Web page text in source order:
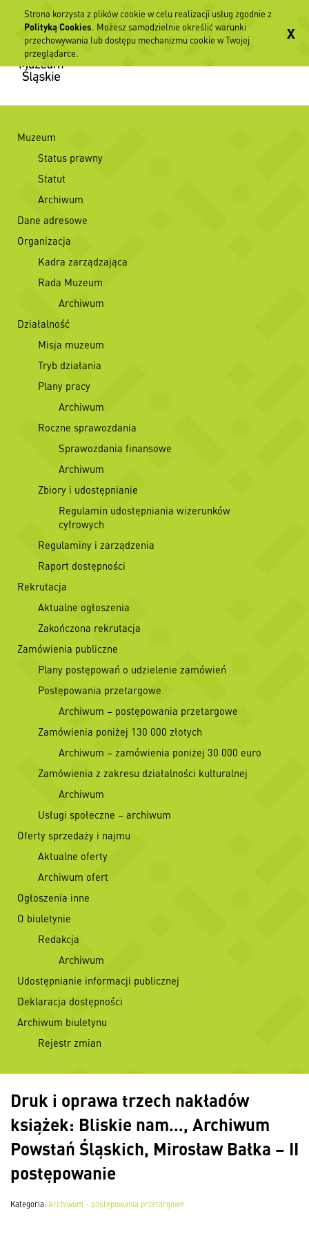
Muzeum
Status prawny
Statut
Archiwum
Dane adresowe
Organizacja
Kadra zarządzająca
Rada Muzeum
Archiwum
Działalność
Misja muzeum
Tryb działania
Plany pracy
Archiwum
Roczne sprawozdania
Sprawozdania finansowe
Archiwum
Zbiory i udostępnianie
Regulamin udostępniania wizerunków
cyfrowych
Regulaminy i zarządzenia
Raport dostępności
Rekrutacja
Aktualne ogłoszenia
Zakończona rekrutacja
Zamówienia publiczne
Plany postępowań o udzielenie zamówień
Postępowania przetargowe
Archiwum – postępowania przetargowe
Zamówienia poniżej 130 000 złotych
Archiwum – zamówienia poniżej 30 000 euro
Zamówienia z zakresu działalności kulturalnej
Archiwum
Usługi społeczne – archiwum
Oferty sprzedaży i najmu
Aktualne oferty
Archiwum ofert
Ogłoszenia inne
O biuletynie
Redakcja
Archiwum
Udostępnianie informacji publicznej
Deklaracja dostępności
Archiwum biuletynu
Rejestr zmian
Druk i oprawa trzech nakładów
książek: Bliskie nam…, Archiwum
Powstań Śląskich, Mirosław Bałka – II
postępowanie
Kategoria:Archiwum - postępowania przetargowe
Strona korzysta z plików cookie w celu realizacji usług zgodnie z
Polityką Cookies. Możesz samodzielnie określić warunki
przechowywania lub dostępu mechanizmu cookie w Twojej
przeglądarce.
X